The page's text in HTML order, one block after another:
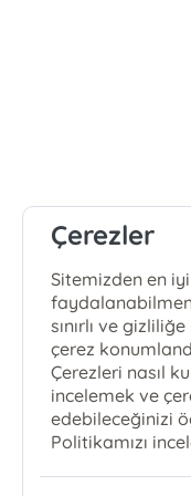
Çerezler
Sitemizden en
sınırlı ve
çerez
Çerezleri nasıl
incelemek ve
edebileceğinizi
Politikamızı